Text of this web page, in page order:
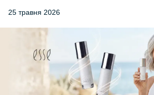
25 травня 2026